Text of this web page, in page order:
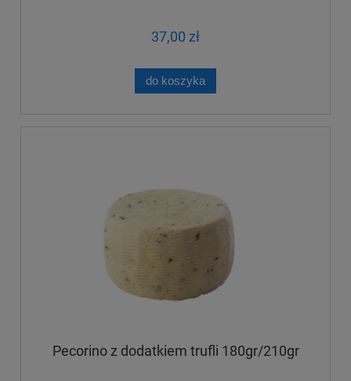
37,00 zł
do koszyka
Pecorino z dodatkiem trufli 180gr/210gr